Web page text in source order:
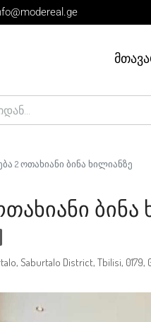
2 ოთახიანი ბინა ხილიანზე
Ბინა
Saburtalo District, Tbilisi, 0179,